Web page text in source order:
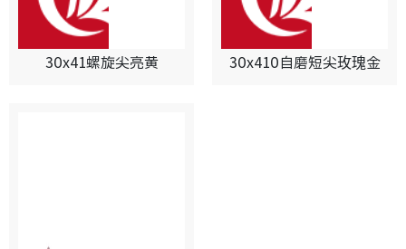
30x41螺旋尖亮黄 30x410自磨短尖玫瑰金